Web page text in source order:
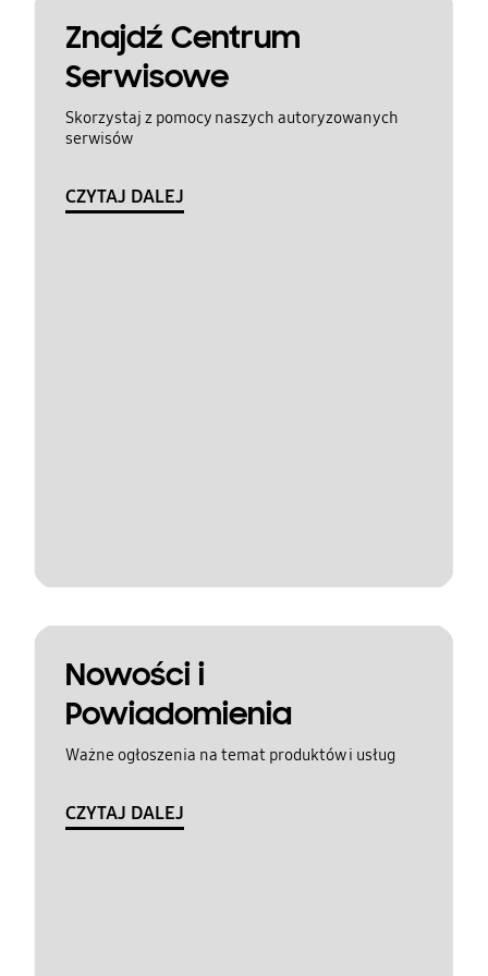
Znajdź Centrum
Serwisowe
Skorzystaj z pomocy naszych autoryzowanych
serwisów
CZYTAJ DALEJ
Nowości i
Powiadomienia
Ważne ogłoszenia na temat produktów i usług
CZYTAJ DALEJ